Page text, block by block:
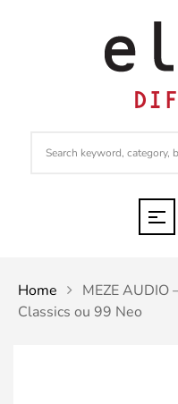
Home
MEZE AUDIO
Classics ou 99 Neo